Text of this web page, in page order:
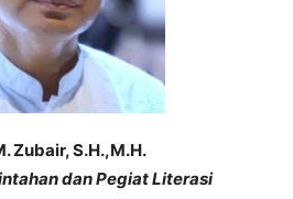
Zubair, S.H.,M.H.
dan Pegiat Literasi